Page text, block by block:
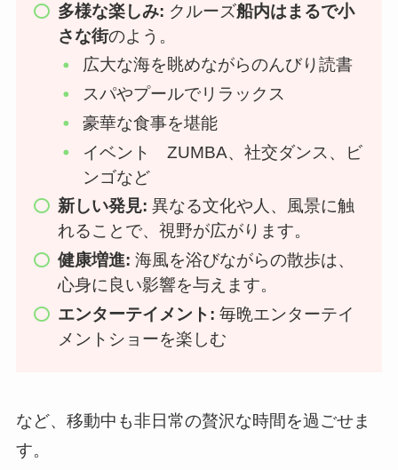
多様な楽しみ: クルーズ船内はまるで小
さな街のよう。
広大な海を眺めながらのんびり読書
スパやプールでリラックス
豪華な食事を堪能
イベント ZUMBA、社交ダンス、ビ
ンゴなど
新しい発見: 異なる文化や人、風景に触
れることで、視野が広がります。
健康増進: 海風を浴びながらの散歩は、
心身に良い影響を与えます。
エンターテイメント: 毎晩エンターテイ
メントショーを楽しむ
など、移動中も非日常の贅沢な時間を過ごせま
す。